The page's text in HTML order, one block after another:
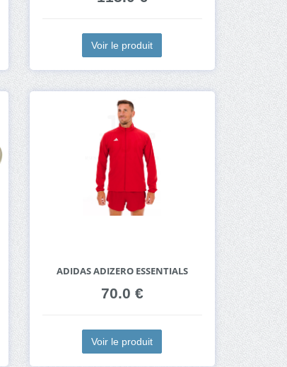
Voir le produit
ADIDAS ADIZERO ESSENTIALS
70.0 €
Voir le produit